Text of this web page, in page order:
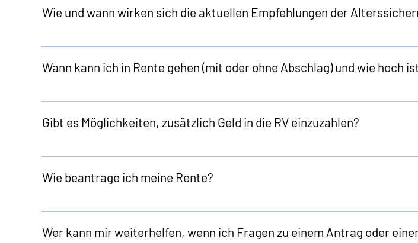
Wie und wann wirken sich die aktuellen Empfehlungen der
Wann kann ich in Rente gehen (mit oder ohne Abschlag) und wie hoch
Gibt es Möglichkeiten, zusätzlich Geld in die RV einzuzahlen?
Wie beantrage ich meine Rente?
Wer kann mir weiterhelfen, wenn ich Fragen zu einem Antrag oder